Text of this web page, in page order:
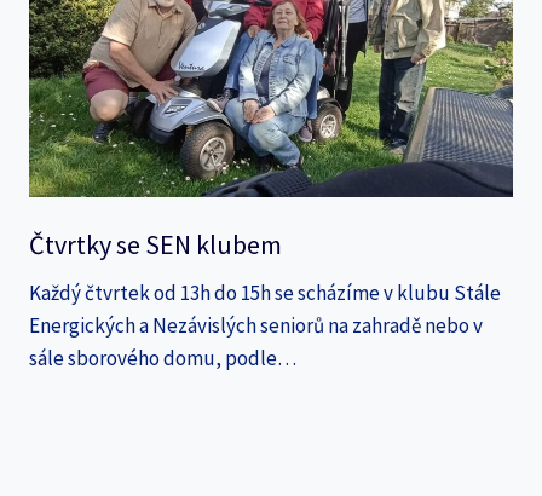
Čtvrtky se SEN klubem
Každý čtvrtek od 13h do 15h se scházíme v klubu Stále
Energických a Nezávislých seniorů na zahradě nebo v
sále sborového domu, podle…